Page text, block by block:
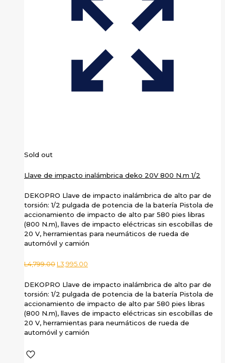
Sold out
Llave de impacto inalámbrica deko 20V 800 N.m 1/2
DEKOPRO Llave de impacto inalámbrica de alto par de
torsión: 1/2 pulgada de potencia de la batería Pistola de
accionamiento de impacto de alto par 580 pies libras
(800 N.m), llaves de impacto eléctricas sin escobillas de
20 V, herramientas para neumáticos de rueda de
automóvil y camión
L4,799.00 El
original
era:
L4,799.00.
L 3,995.00
actual
es:
L3,995.00.
DEKOPRO Llave de impacto inalámbrica de alto par de
torsión: 1/2 pulgada de potencia de la batería Pistola de
accionamiento de impacto de alto par 580 pies libras
(800 N.m), llaves de impacto eléctricas sin escobillas de
20 V, herramientas para neumáticos de rueda de
automóvil y camión